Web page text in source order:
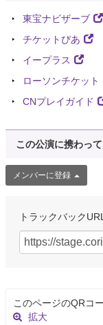
東宝ナビザーブ
チケットぴあ
イープラス
ローソンチケット
CNプレイガイド
この公演に携わっ
メンバーに登録
トラックバック
このページのQRコ
拡大